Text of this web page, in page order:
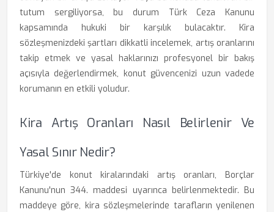
tutum sergiliyorsa, bu durum Türk Ceza Kanunu
kapsamında hukuki bir karşılık bulacaktır. Kira
sözleşmenizdeki şartları dikkatli incelemek, artış oranlarını
takip etmek ve yasal haklarınızı profesyonel bir bakış
açısıyla değerlendirmek, konut güvencenizi uzun vadede
korumanın en etkili yoludur.
Kira Artış Oranları Nasıl Belirlenir Ve
Yasal Sınır Nedir?
Türkiye'de konut kiralarındaki artış oranları, Borçlar
Kanunu'nun 344. maddesi uyarınca belirlenmektedir. Bu
maddeye göre, kira sözleşmelerinde tarafların yenilenen